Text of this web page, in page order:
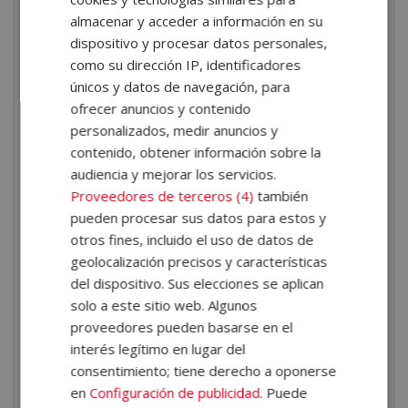
Sexual
La formación se imparte en modalidadonline
alumnos pueden acceder a los contenidos de manera
flexible y a su propio ritmo, siempre dentro del plazo
máximo deun año. Este método de estudio incluye
acceso alCampus Virtual, tutorías personalizadas y
webinars audiovisuales que profundizan en los
aspectos más importantes de la formación.
Certificación obtenida
Una vez finalizados los estudios y superadas las
pruebas de evaluación, el alumno recibirá un diploma
que certifica el » CERTIFICACIÓN EXPERTO EN
EDUCACIÓN AFECTIVO-SEXUAL «, de ELBS ESCUELA
almacenar y acceder a información en su
dispositivo y procesar datos personales,
como su dirección IP, identificadores
únicos y datos de navegación, para
ofrecer anuncios y contenido
personalizados, medir anuncios y
contenido, obtener información sobre la
audiencia y mejorar los servicios.
Proveedores de terceros (4) también
pueden procesar sus datos para estos y
otros fines, incluido el uso de datos de
geolocalización precisos y características
del dispositivo. Sus elecciones se aplican
solo a este sitio web. Algunos
proveedores pueden basarse en el
interés legítimo en lugar del
consentimiento; tiene derecho a oponerse
enConfiguración de publicidad. Puede